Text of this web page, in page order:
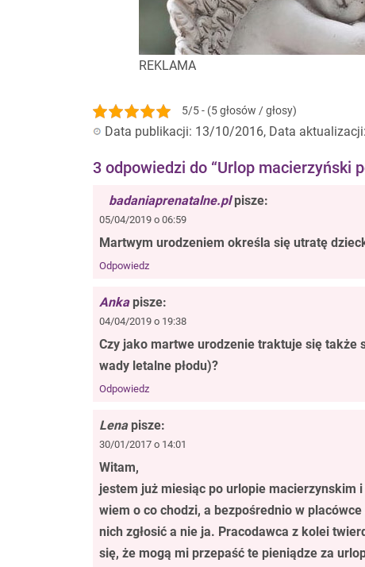
REKLAMA
5/5 - (5 głosów / głosy)
Data publikacji: 13/10/2016, Data
3 odpowiedzi do “Urlop macierzyński
badaniaprenatalne.pl pisze:
05/04/2019 o 06:59
Martwym urodzeniem określa się utratę
Odpowiedz
Anka pisze:
04/04/2019 o 19:38
Czy jako martwe urodzenie traktuje się także
wady letalne płodu)?
Odpowiedz
Lena pisze:
30/01/2017 o 14:01
Witam,
jestem już miesiąc po urlopie macierzynskim
wiem o co chodzi, a bezpośrednio w
nich zgłosić a nie ja. Pracodawca z kolei
się, że mogą mi przepaść te pieniądze za